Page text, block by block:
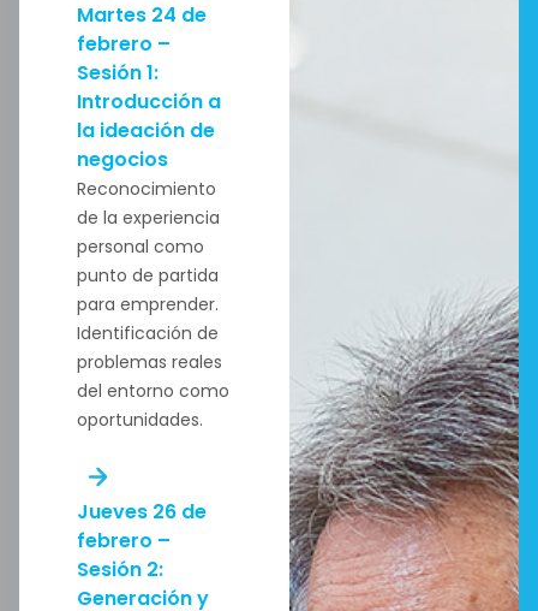
Martes 24 de
febrero –
Sesión 1:
Introducción a
la ideación de
negocios
Reconocimiento
de la experiencia
personal como
punto de partida
para emprender.
Identificación de
problemas reales
del entorno como
oportunidades.
Jueves 26 de
febrero –
Sesión 2:
Generación y